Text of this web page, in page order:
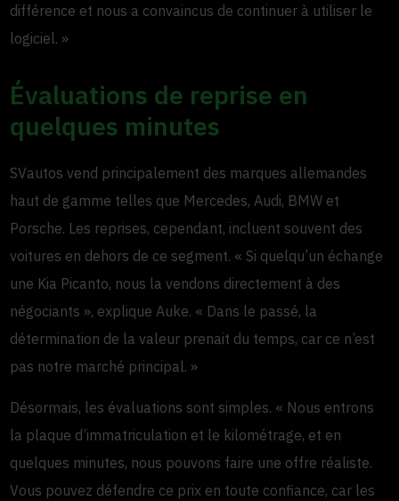
différence et nous a convaincus de continuer à utiliser le
logiciel. »
Évaluations de reprise en
quelques minutes
SVautos vend principalement des marques allemandes
haut de gamme telles que Mercedes, Audi, BMW et
Porsche. Les reprises, cependant, incluent souvent des
voitures en dehors de ce segment. « Si quelqu’un échange
une Kia Picanto, nous la vendons directement à des
négociants », explique Auke. « Dans le passé, la
détermination de la valeur prenait du temps, car ce n’est
pas notre marché principal. »
Désormais, les évaluations sont simples. « Nous entrons
la plaque d’immatriculation et le kilométrage, et en
quelques minutes, nous pouvons faire une offre réaliste.
Vous pouvez défendre ce prix en toute confiance, car les